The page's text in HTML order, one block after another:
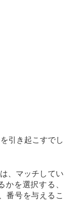
引き起こすでし
、マッチしてい
を選択する、
番号を与えるこ